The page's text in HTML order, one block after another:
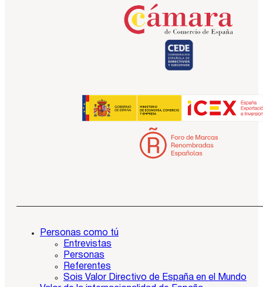
Personas como tú
Entrevistas
Personas
Referentes
Sois Valor Directivo de España en el Mundo